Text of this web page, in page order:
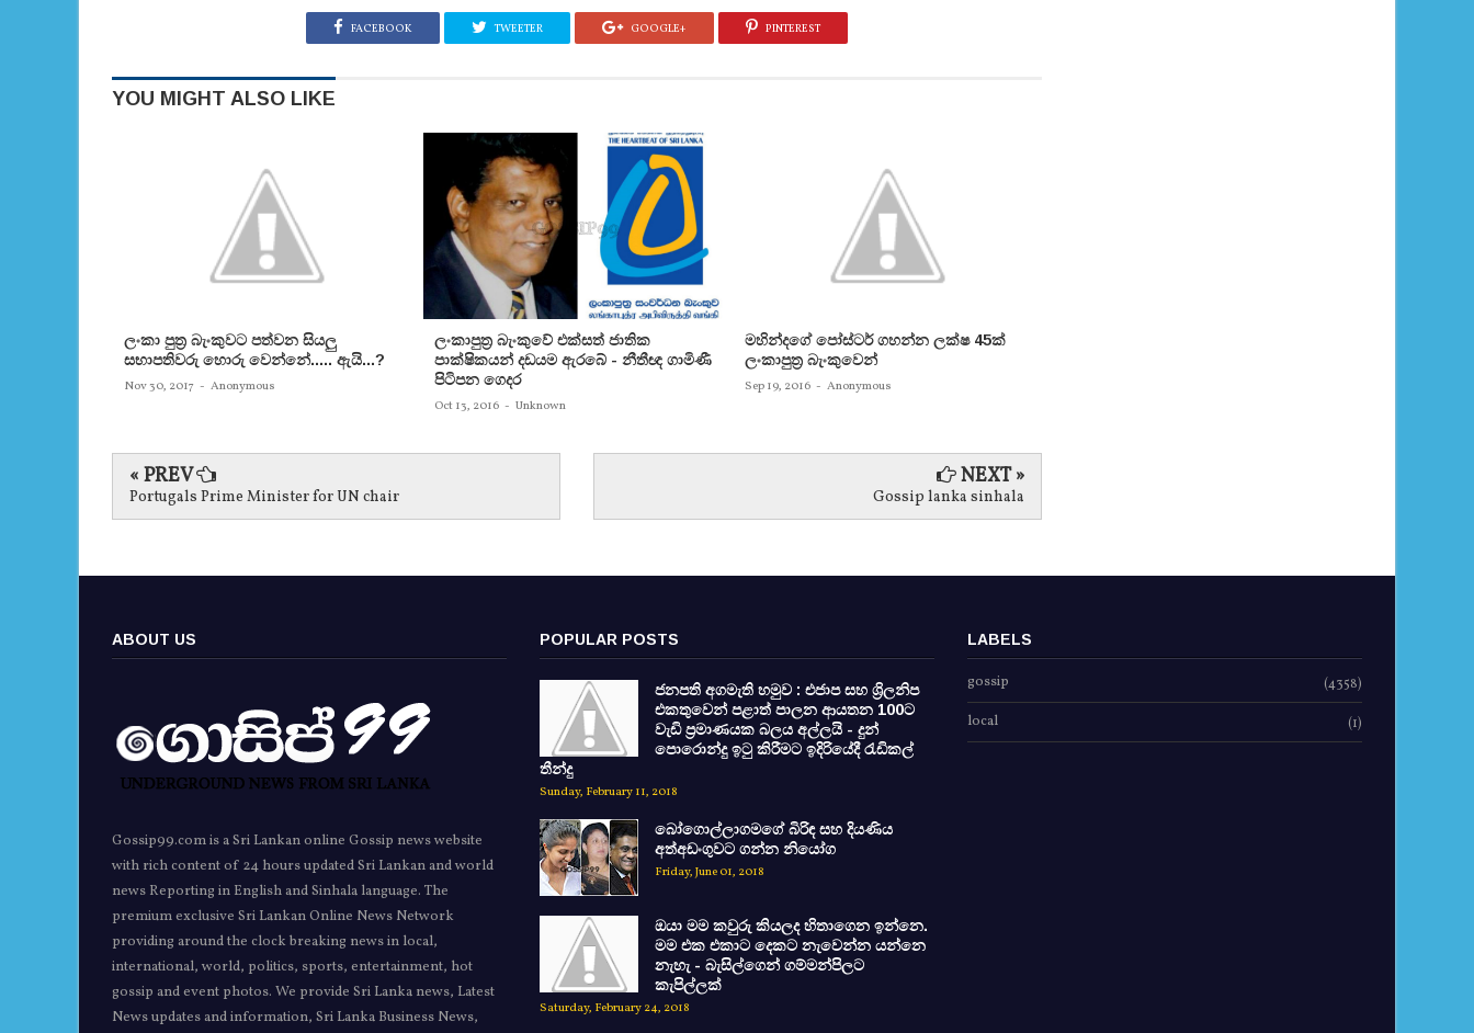
FACEBOOK TWEETER GOOGLE+ PINTEREST
YOU MIGHT ALSO LIKE
ලංකා පුත්‍ර බැංකුවට පත්වන සියලු
සභාපතිවරු හොරු වෙන්නේ..... ඇයි...?
Nov 30, 2017 - Anonymous
ලංකාපුත්‍ර බැංකුවේ එක්සත් ජාතික
පාක්ෂිකයන් දඩයම ඇරබේ - නීතීඥ ගාමිණී
පිටිපන ගෙදර
Oct 13, 2016 - Unknown
මහින්දගේ පෝස්ටර් ගහන්න ලක්ෂ 45ක්
ලංකාපුත්‍ර බැංකුවෙන්
Sep 19, 2016 - Anonymous
« PREV
Portugals Prime Minister for UN chair
NEXT »
Gossip lanka sinhala
ABOUT US
Gossip99.com is a Sri Lankan online Gossip news website
with rich content of 24 hours updated Sri Lankan and world
news Reporting in English and Sinhala language. The
premium exclusive Sri Lankan Online News Network
providing around the clock breaking news in local,
international, world, politics, sports, entertainment, hot
gossip and event photos. We provide Sri Lanka news, Latest
News updates and information, Sri Lanka Business News,
POPULAR POSTS
ජනපති අගමැති හමුව : එජාප සහ ශ්‍රිලනිප
එකතුවෙන් පළාත් පාලන ආයතන 100ට
වැඩි ප්‍රමාණයක බලය අල්ලයි - දුන්
පොරොන්දු ඉටු කිරීමට ඉදිරියේදී රැඩිකල්
තීන්දු
Sunday, February 11, 2018
බෝගොල්ලාගමගේ බිරිඳ සහ දියණිය
අත්අඩංගුවට ගන්න නියෝග
Friday, June 01, 2018
ඔයා මම කවුරු කියලද හිතාගෙන ඉන්නෙ.
මම එක එකාට දෙකට නැවෙන්න යන්නෙ
නැහැ - බැසිල්ගෙන් ගම්මන්පිලට
කැපිල්ලක්
Saturday, February 24, 2018
LABELS
gossip (4358)
local (1)